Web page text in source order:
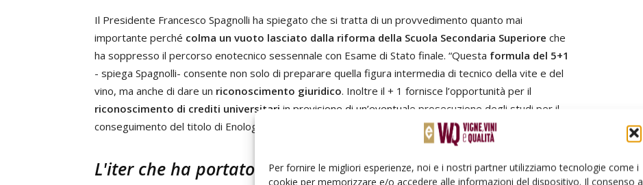
Per fornire le migliori esperienze, noi e i nostri partner utilizziamo tecnologie come i
cookie per memorizzare e/o accedere alle informazioni del dispositivo. Il consenso a
Il Presidente Francesco Spagnolli ha spiegato che si tratta di un provvedimento quanto mai
importante perché colma un vuoto lasciato dalla riforma della Scuola Secondaria Superiore che
ha soppresso il percorso enotecnico sessennale con Esame di Stato finale. “Questa formula del 5+1
- spiega Spagnolli- consente non solo di preparare quella figura intermedia di tecnico della vite e del
vino, ma anche di dare un riconoscimento giuridico. Inoltre il + 1 fornisce l’opportunità per il
riconoscimento di crediti universitari in previsione di un’eventuale prosecuzione degli studi per il
conseguimento del titolo di Enologo”.
L'iter che ha portato al riconoscimento